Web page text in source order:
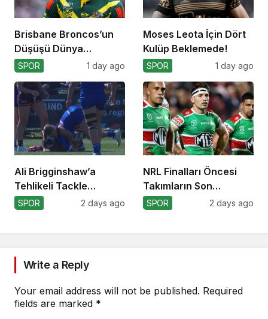
Brisbane Broncos’un
Düşüşü Dünya
Kupası’nı Etkiler mi?
SPOR 1 day ago
Moses Leota İçin Dört
Kulüp Beklemede!
SPOR 1 day ago
Ali Brigginshaw’a
Tehlikeli Tackle
Nedeniyle Ceza!
SPOR 2 days ago
NRL Finalları Öncesi
Takımların Son
Durumu!
SPOR 2 days ago
Write a Reply
Your email address will not be published. Required
fields are marked *